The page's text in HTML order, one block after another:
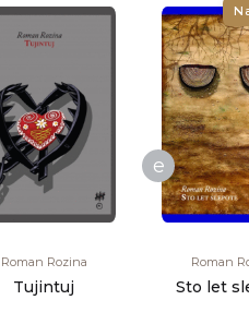
Roman Rozina
Tujintuj
e
Roman
Sto let